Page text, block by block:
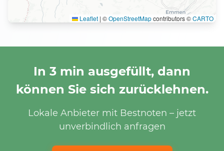
Leaflet | ©OpenStreetMapcontributors ©CARTO
In 3 min ausgefüllt, dann
können Sie sich zurücklehnen.
Lokale Anbieter mit Bestnoten – jetzt
unverbindlich anfragen